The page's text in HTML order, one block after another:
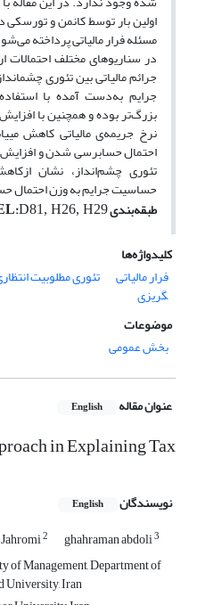
مسئله فرار مالیاتی ­پرداخته
در سناریوهای مختلف احتمالات
جرائم مالیاتی بین تئوری
جرایم به‌دست آمده با
بزرگ‌تر بوده و همچنین با
نرخ جریمه‌ی مالیاتی کاهش
احتمال حسابرسی شدن و افزایش
تئوری چشم‌انداز، نشان
حساسیت جرایم به وزن احتمال
طبقه‌بندی
:D81, H26, H29
کلیدواژه‌ها
فرار مالیاتی
تئوری مطلوبیت
گریزی
موضوعات
بخش عمومی
عنوان مقاله English
in Explaining Tax
نویسندگان English
2 ghahraman abdoli3
of Management, Department of
University, Iran